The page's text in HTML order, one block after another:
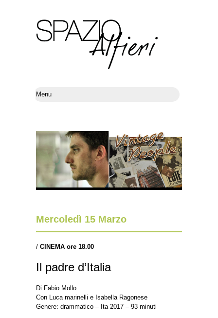
Mercoledì 15 Marzo
/ CINEMA ore 18.00
Il padre d’Italia
Di Fabio Mollo
Con Luca marinelli e Isabella Ragonese
Genere: drammatico – Ita 2017 – 93 minuti